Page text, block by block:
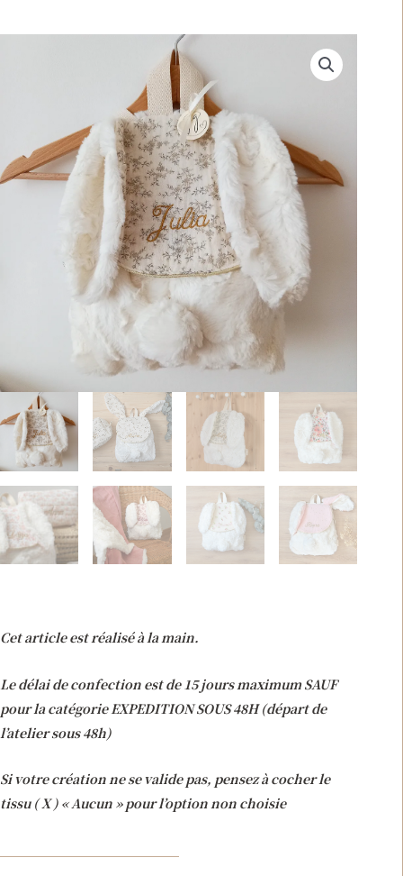
Cet article est réalisé à la main.
Le délai de confection est de 15 jours maximum SAUF
pour la catégorie EXPEDITION SOUS 48H (départ de
l’atelier sous 48h)
Si votre création ne se valide pas, pensez à cocher le
tissu ( X ) « Aucun » pour l’option non choisie